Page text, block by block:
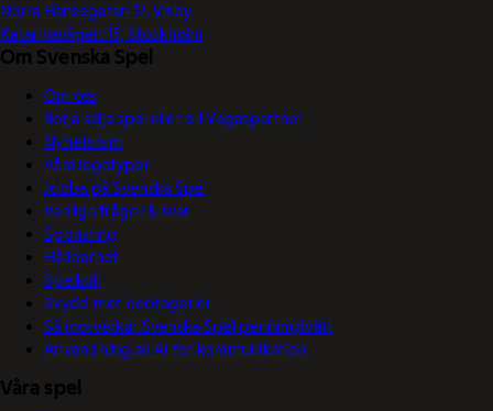
Norra Hansegatan 17, Visby
Katarinavägen 15, Stockholm
Om Svenska Spel
Om oss
Börja sälja spel eller bli Vegaspartner
Nyhetsrum
Våra logotyper
Jobba på Svenska Spel
Vanliga frågor & svar
Sponsring
Hållbarhet
Spelkoll
Skydd mot bedrägerier
Så motverkar Svenska Spel penningtvätt
Användning av AI för kommunikation
Våra spel